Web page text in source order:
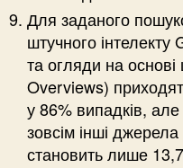
Для заданого
штучного
та огляди на основі
Overviews)
у 86% випадків,
зовсім інші
становить лише